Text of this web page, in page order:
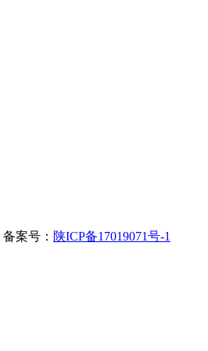
案号： 陕ICP备17019071号-1